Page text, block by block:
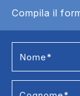
Compila il
Strumentazione
tecnica